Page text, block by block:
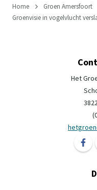
Home Groen Amersfoort
Groenvisie in vogelvlucht
Het